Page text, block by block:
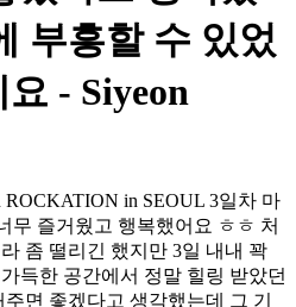
부흥할 수 있었
- Siyeon
in SEOUL 3일차 마
무 즐거웠고 행복했어요 ㅎㅎ 처
좀 떨리긴 했지만 3일 내내 꽉
득한 공간에서 정말 힐링 받았던
면 좋겠다고 생각했는데 그 기